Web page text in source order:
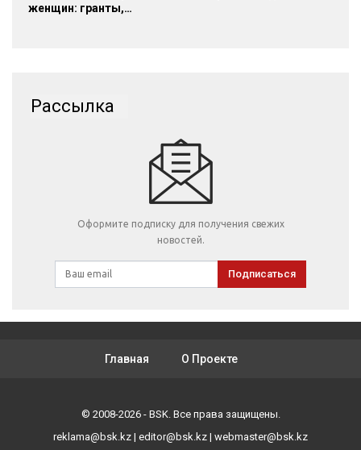
женщин: гранты,…
Рассылка
Оформите подписку для получения свежих
новостей.
Подписаться
Главная О Проекте
© 2008-2026 - BSK. Все права защищены.
reklama@bsk.kz | editor@bsk.kz | webmaster@bsk.kz